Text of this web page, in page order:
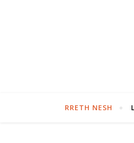
RRETH NESH